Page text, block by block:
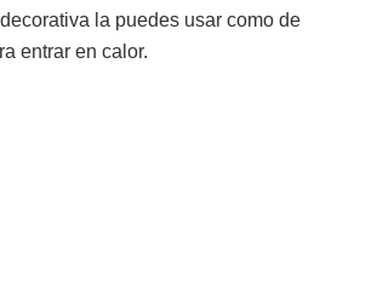
la puedes usar como de
entrar en calor.